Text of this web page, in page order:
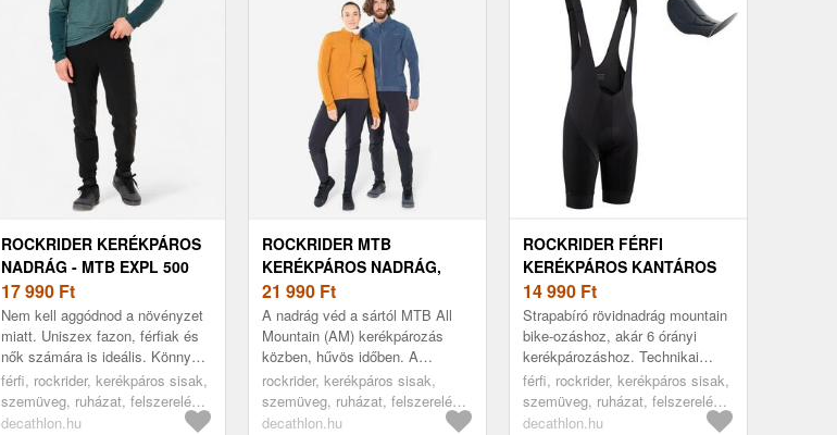
ROCKRIDER KERÉKPÁROS
NADRÁG - MTB EXPL 500
17 990 Ft
Nem kell aggódnod a növényzet
miatt. Uniszex fazon, férfiak és
nők számára is ideális. Könnyű
és légáteresztő a lézervágott
lyukaknak köszönhetően ...
férfi, rockrider, kerékpáros sisak,
szemüveg, ruházat, felszerelés,
kerékpáros ruházat, kerékpáros
decathlon.hu
ROCKRIDER MTB
KERÉKPÁROS NADRÁG,
VÍZLEPERGETŐ - ALL
MOUNTAIN
21 990 Ft
A nadrág véd a sártól MTB All
Mountain (AM) kerékpározás
közben, hűvös időben. A
sztreccs anyagának
köszönhetően nagy
mozgásszabadságot biztosít, í...
rockrider, kerékpáros sisak,
szemüveg, ruházat, felszerelés,
kerékpáros ruházat, kerékpáros
decathlon.hu
ROCKRIDER FÉRFI
KERÉKPÁROS KANTÁROS
RÖVIDNADRÁG - MTB RACE
14 990 Ft
Strapabíró rövidnadrág mountain
bike-ozáshoz, akár 6 órányi
kerékpározáshoz. Technikai
termék, sportos MTB
kerékpározásra kifejlesztve.
Dupla sűrűs...
férfi, rockrider, kerékpáros sisak,
szemüveg, ruházat, felszerelés,
kerékpáros ruházat, kerékpáros
decathlon.hu